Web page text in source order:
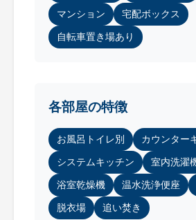
マンション 宅配ボックス
自転車置き場あり
各部屋の特徴
お風呂トイレ別 カウンター
システムキッチン 室内洗濯
浴室乾燥機 温水洗浄便座
脱衣場 追い焚き